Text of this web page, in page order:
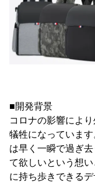
■開発背景
コロナの影響によ
犠牲になっていま
は早く一瞬で過ぎ
て欲しいという想
に持ち歩きできる